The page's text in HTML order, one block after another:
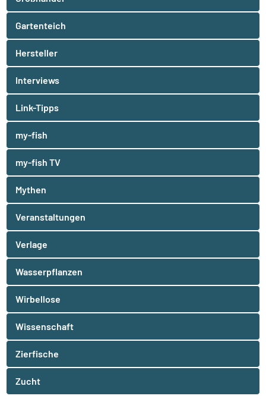
Gartenteich
Hersteller
Interviews
Link-Tipps
my-fish
my-fish TV
Mythen
Veranstaltungen
Verlage
Wasserpflanzen
Wirbellose
Wissenschaft
Zierfische
Zucht